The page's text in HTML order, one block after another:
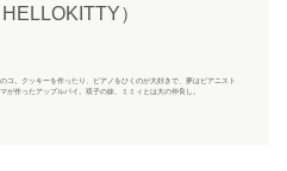
HELLOKITTY）
コ。クッキーを作ったり、ピアノをひくのが大好きで、夢はピアニスト
作ったアップルパイ。双子の妹、ミミィとは大の仲良し。